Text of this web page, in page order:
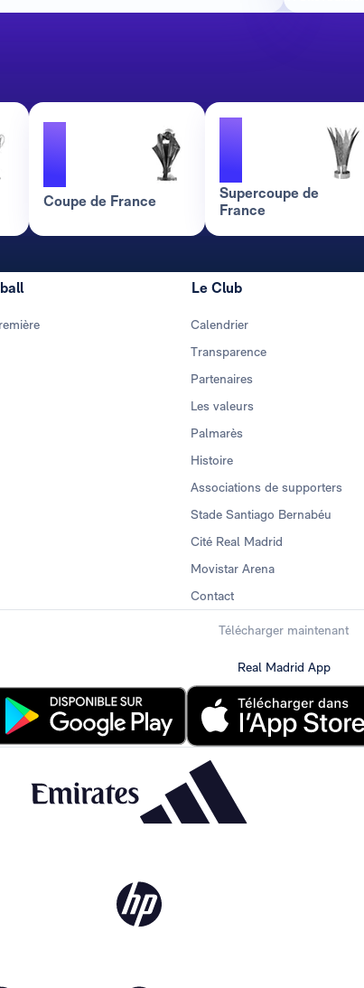
1
Coupe de France
1
Supercoupe de
France
Le Club
Calendrier
Transparence
Partenaires
Les valeurs
Palmarès
Histoire
Associations de supporters
Stade Santiago Bernabéu
Cité Real Madrid
Movistar Arena
Contact
Télécharger maintenant
Real Madrid App